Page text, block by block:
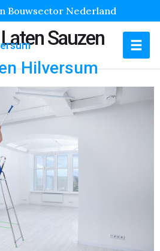
Bouwsector Nederland
Sauzen
Hilversum